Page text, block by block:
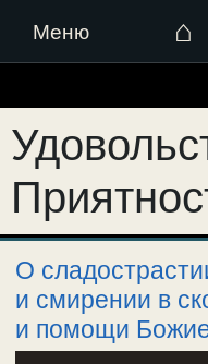
Меню ⌂
к
содержимому
О
и смирении в
и помощи